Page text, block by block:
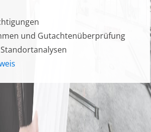
und Gutachtenüberprüfung